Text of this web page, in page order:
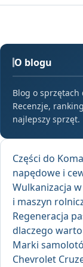
O blogu
Blog o sprzętach
Recenzje,
najlepszy sprzęt.
Części do
napędowe i
Wulkanizacja
i maszyn
Regeneracja
dlaczego warto
Marki
Chevrolet